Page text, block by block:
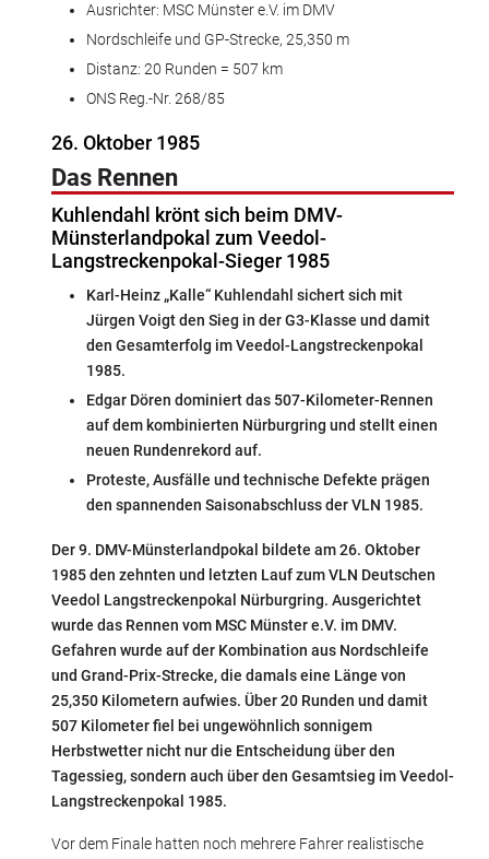
Ausrichter: MSC Münster e.V. im DMV
Nordschleife und GP-Strecke, 25,350 m
Distanz: 20 Runden = 507 km
ONS Reg.-Nr. 268/85
26. Oktober 1985
Das Rennen
Kuhlendahl krönt sich beim DMV-
Münsterlandpokal zum Veedol-
Langstreckenpokal-Sieger 1985
Karl-Heinz „Kalle“ Kuhlendahl sichert sich mit
Jürgen Voigt den Sieg in der G3-Klasse und damit
den Gesamterfolg im Veedol-Langstreckenpokal
1985.
Edgar Dören dominiert das 507-Kilometer-Rennen
auf dem kombinierten Nürburgring und stellt einen
neuen Rundenrekord auf.
Proteste, Ausfälle und technische Defekte prägen
den spannenden Saisonabschluss der VLN 1985.
Der 9. DMV-Münsterlandpokal bildete am 26. Oktober
1985 den zehnten und letzten Lauf zum VLN Deutschen
Veedol Langstreckenpokal Nürburgring. Ausgerichtet
wurde das Rennen vom MSC Münster e.V. im DMV.
Gefahren wurde auf der Kombination aus Nordschleife
und Grand-Prix-Strecke, die damals eine Länge von
25,350 Kilometern aufwies. Über 20 Runden und damit
507 Kilometer fiel bei ungewöhnlich sonnigem
Herbstwetter nicht nur die Entscheidung über den
Tagessieg, sondern auch über den Gesamtsieg im Veedol-
Langstreckenpokal 1985.
Vor dem Finale hatten noch mehrere Fahrer realistische